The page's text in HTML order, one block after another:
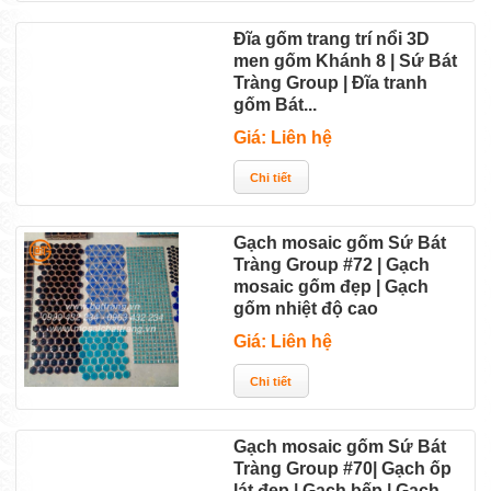
Đĩa gốm trang trí nổi 3D
men gốm Khánh 8 | Sứ Bát
Tràng Group | Đĩa tranh
gốm Bát...
Giá: Liên hệ
Gạch mosaic gốm Sứ Bát
Tràng Group #72 | Gạch
mosaic gốm đẹp | Gạch
gốm nhiệt độ cao
Giá: Liên hệ
Gạch mosaic gốm Sứ Bát
Tràng Group #70| Gạch ốp